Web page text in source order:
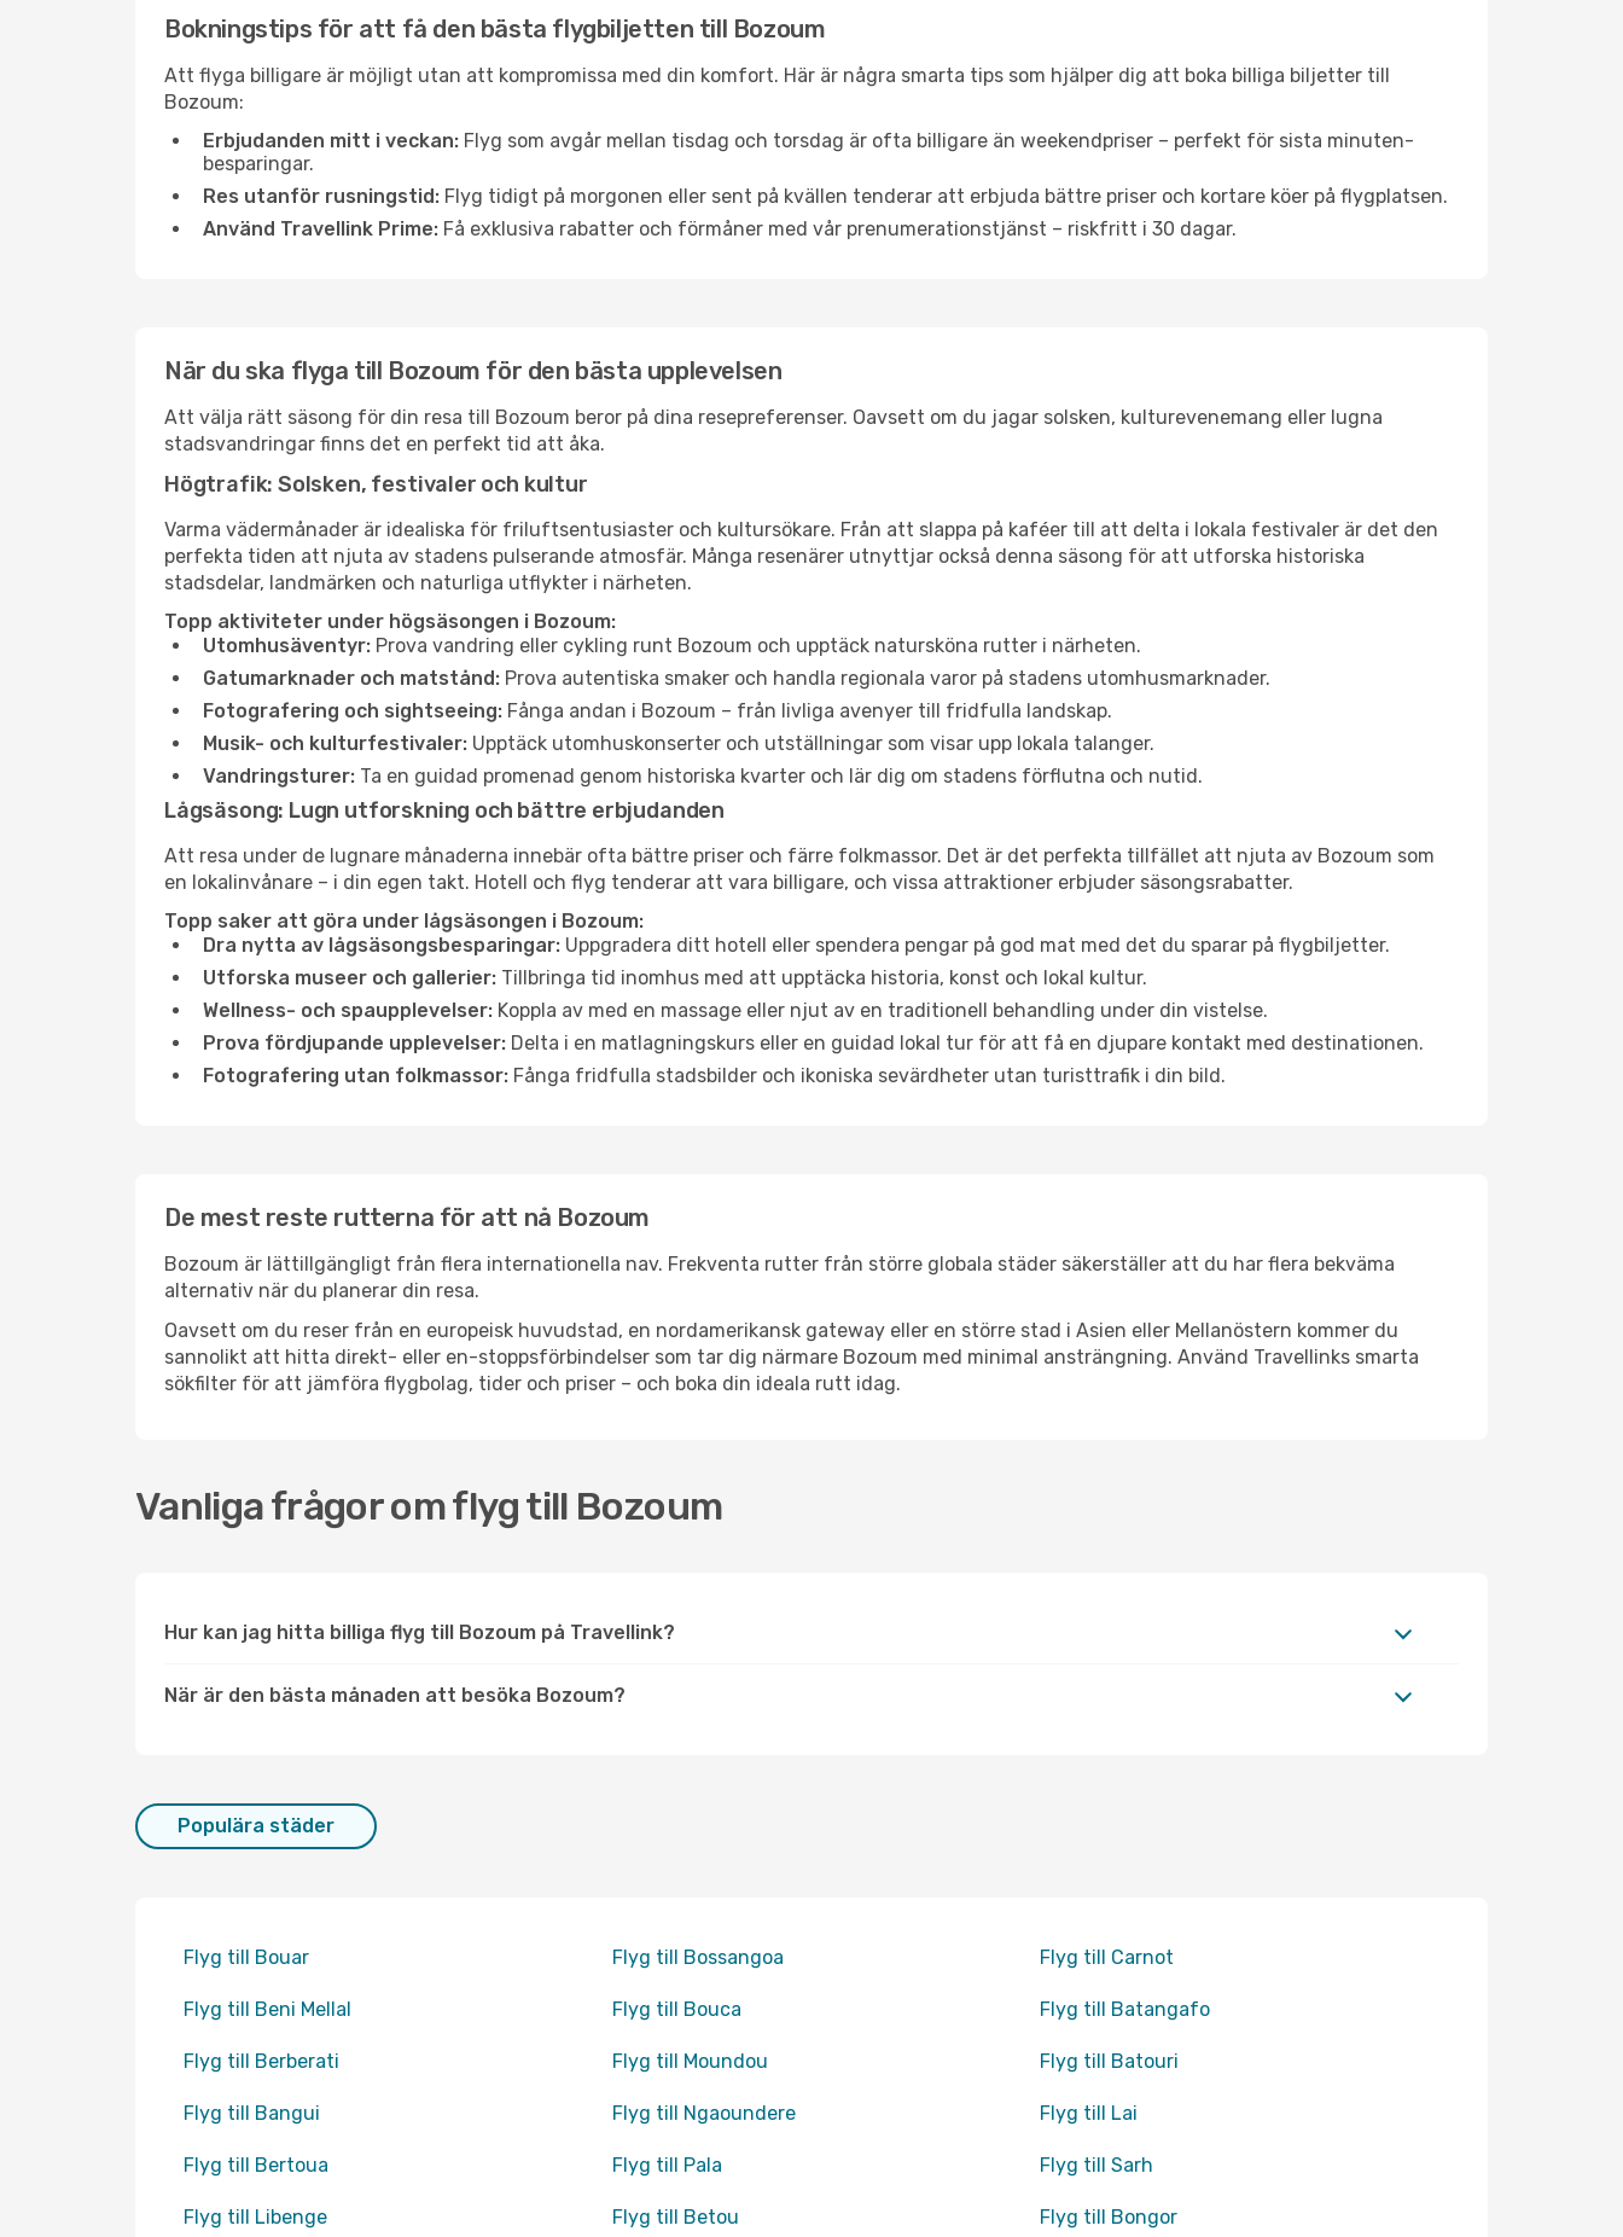
Bokningstips för att få den bästa flygbiljetten till Bozoum
Att flyga billigare är möjligt utan att kompromissa med din komfort. Här är några smarta tips som hjälper dig att boka billiga biljetter till
Bozoum:
Erbjudanden mitt i veckan: Flyg som avgår mellan tisdag och torsdag är ofta billigare än weekendpriser – perfekt för sista minuten-
besparingar.
Res utanför rusningstid: Flyg tidigt på morgonen eller sent på kvällen tenderar att erbjuda bättre priser och kortare köer på flygplatsen.
Använd Travellink Prime: Få exklusiva rabatter och förmåner med vår prenumerationstjänst – riskfritt i 30 dagar.
När du ska flyga till Bozoum för den bästa upplevelsen
Att välja rätt säsong för din resa till Bozoum beror på dina resepreferenser. Oavsett om du jagar solsken, kulturevenemang eller lugna
stadsvandringar finns det en perfekt tid att åka.
Högtrafik: Solsken, festivaler och kultur
Varma vädermånader är idealiska för friluftsentusiaster och kultursökare. Från att slappa på kaféer till att delta i lokala festivaler är det den
perfekta tiden att njuta av stadens pulserande atmosfär. Många resenärer utnyttjar också denna säsong för att utforska historiska
stadsdelar, landmärken och naturliga utflykter i närheten.
Topp aktiviteter under högsäsongen i Bozoum:
Utomhusäventyr: Prova vandring eller cykling runt Bozoum och upptäck natursköna rutter i närheten.
Gatumarknader och matstånd: Prova autentiska smaker och handla regionala varor på stadens utomhusmarknader.
Fotografering och sightseeing: Fånga andan i Bozoum – från livliga avenyer till fridfulla landskap.
Musik- och kulturfestivaler: Upptäck utomhuskonserter och utställningar som visar upp lokala talanger.
Vandringsturer: Ta en guidad promenad genom historiska kvarter och lär dig om stadens förflutna och nutid.
Lågsäsong: Lugn utforskning och bättre erbjudanden
Att resa under de lugnare månaderna innebär ofta bättre priser och färre folkmassor. Det är det perfekta tillfället att njuta av Bozoum som
en lokalinvånare – i din egen takt. Hotell och flyg tenderar att vara billigare, och vissa attraktioner erbjuder säsongsrabatter.
Topp saker att göra under lågsäsongen i Bozoum:
Dra nytta av lågsäsongsbesparingar: Uppgradera ditt hotell eller spendera pengar på god mat med det du sparar på flygbiljetter.
Utforska museer och gallerier: Tillbringa tid inomhus med att upptäcka historia, konst och lokal kultur.
Wellness- och spaupplevelser: Koppla av med en massage eller njut av en traditionell behandling under din vistelse.
Prova fördjupande upplevelser: Delta i en matlagningskurs eller en guidad lokal tur för att få en djupare kontakt med destinationen.
Fotografering utan folkmassor: Fånga fridfulla stadsbilder och ikoniska sevärdheter utan turisttrafik i din bild.
De mest reste rutterna för att nå Bozoum
Bozoum är lättillgängligt från flera internationella nav. Frekventa rutter från större globala städer säkerställer att du har flera bekväma
alternativ när du planerar din resa.
Oavsett om du reser från en europeisk huvudstad, en nordamerikansk gateway eller en större stad i Asien eller Mellanöstern kommer du
sannolikt att hitta direkt- eller en-stoppsförbindelser som tar dig närmare Bozoum med minimal ansträngning. Använd Travellinks smarta
sökfilter för att jämföra flygbolag, tider och priser – och boka din ideala rutt idag.
Vanliga frågor om flyg till Bozoum
Hur kan jag hitta billiga flyg till Bozoum på Travellink?
När är den bästa månaden att besöka Bozoum?
Populära städer
Flyg till Bouar Flyg till Bossangoa Flyg till Carnot
Flyg till Beni Mellal Flyg till Bouca Flyg till Batangafo
Flyg till Berberati Flyg till Moundou Flyg till Batouri
Flyg till Bangui Flyg till Ngaoundere Flyg till Lai
Flyg till Bertoua Flyg till Pala Flyg till Sarh
Flyg till Libenge Flyg till Betou Flyg till Bongor